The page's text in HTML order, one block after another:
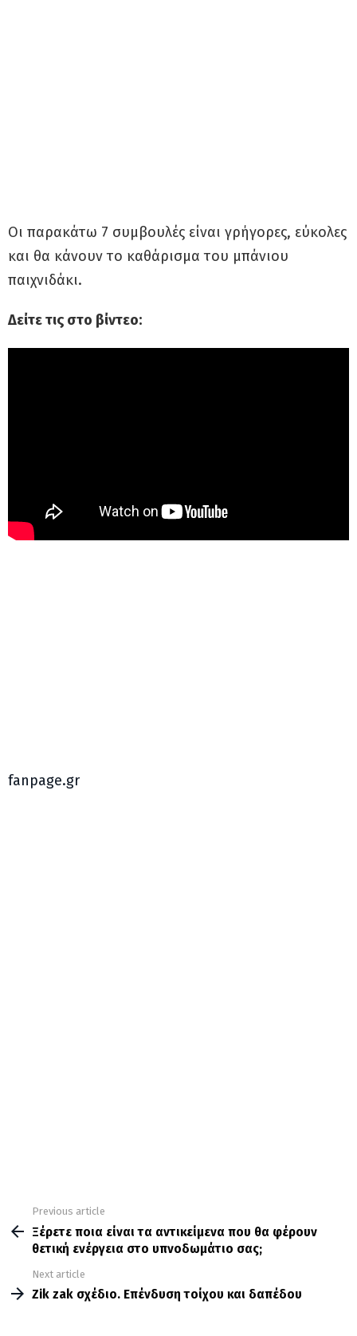
Οι παρακάτω 7 συμβουλές είναι γρήγορες, εύκολες
και θα κάνουν το καθάρισμα του μπάνιου
παιχνιδάκι.
Δείτε τις στο βίντεο:
fanpage.gr
more
Previous article
Ξέρετε ποια είναι τα αντικείμενα που θα φέρουν
θετική ενέργεια στο υπνοδωμάτιο σας;
Next article
Zik zak σχέδιο. Επένδυση τοίχου και δαπέδου